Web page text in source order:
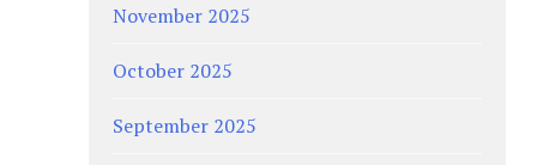
November 2025
October 2025
September 2025